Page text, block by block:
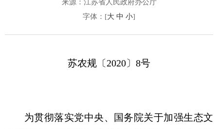
来源：江苏省人民政府办公厅
字体：[大 中 小]
苏农规〔2020〕8号
为贯彻落实党中央、国务院关于加强生态文